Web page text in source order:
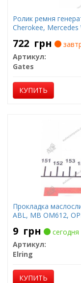
Ролик ремня
Cherokee, Mercedes
722 грн
Артикул:
Gates
КУПИТЬ
Прокладка
ABL, MB OM612,
9 грн
сегодня
Артикул:
Elring
КУПИТЬ